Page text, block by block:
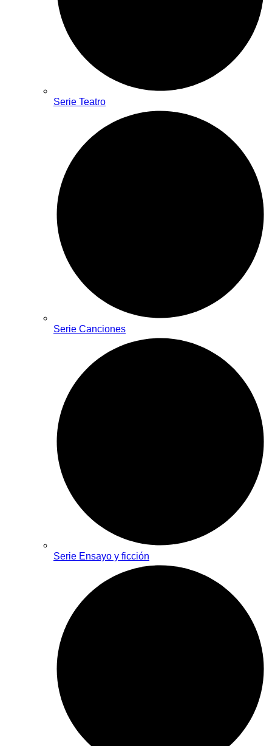
Serie Teatro
Serie Canciones
Serie Ensayo y ficción